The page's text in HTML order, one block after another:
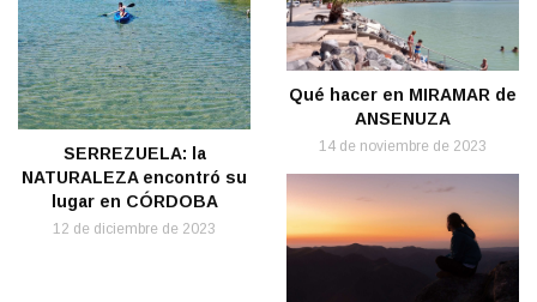
SERREZUELA: la
NATURALEZA encontró su
lugar en CÓRDOBA
12 de diciembre de 2023
Qué hacer en MIRAMAR de
ANSENUZA
14 de noviembre de 2023